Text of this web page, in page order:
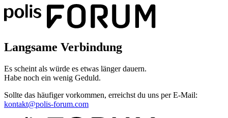
Langsame Verbindung
Es scheint als würde es etwas länger dauern.
Habe noch ein wenig Geduld.
Sollte das häufiger vorkommen, erreichst du uns per E-Mail:
kontakt@polis-forum.com